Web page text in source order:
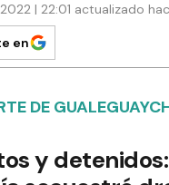
| 22:01 actualizado
en
DE
y detenidos: